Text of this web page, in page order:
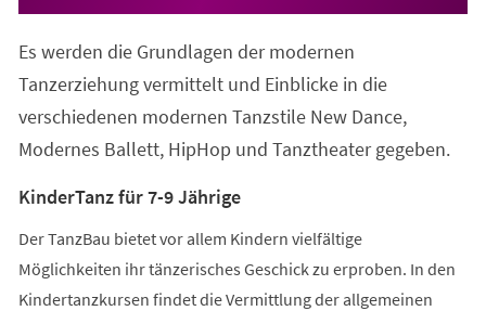
Es werden die Grundlagen der modernen
Tanzerziehung vermittelt und Einblicke in die
verschiedenen modernen Tanzstile New Dance,
Modernes Ballett, HipHop und Tanztheater gegeben.
KinderTanz für 7-9 Jährige
Der TanzBau bietet vor allem Kindern vielfältige
Möglichkeiten ihr tänzerisches Geschick zu erproben. In den
Kindertanzkursen findet die Vermittlung der allgemeinen